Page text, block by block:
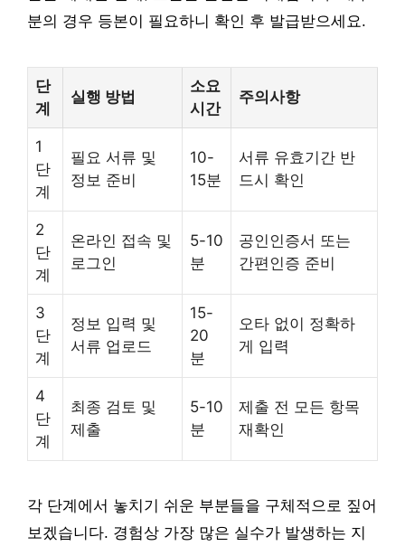
분의 경우 등본이 필요하니 확인 후 발급받으세요.
단
계
실행 방법
소요
시간
주의사항
1
단
계
필요 서류 및
정보 준비
10-
15분
서류 유효기간 반
드시 확인
2
단
계
온라인 접속 및
로그인
5-10
분
공인인증서 또는
간편인증 준비
3
단
계
정보 입력 및
서류 업로드
15-
20
분
오타 없이 정확하
게 입력
4
단
계
최종 검토 및
제출
5-10
분
제출 전 모든 항목
재확인
각 단계에서 놓치기 쉬운 부분들을 구체적으로 짚어
보겠습니다. 경험상 가장 많은 실수가 발생하는 지